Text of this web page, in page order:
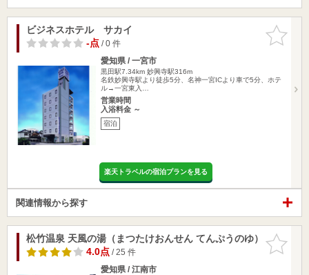
お気に入
りに追加
ビジネスホテル サカイ
-点/ 0 件
愛知県 / 一宮市
黒田駅7.34km 妙興寺駅316m
名鉄妙興寺駅より徒歩5分、名神一宮ICより車で5分、ホテ
ル→一宮東入…
営業時間
入浴料金 ～
宿泊
楽天トラベルの宿泊プランを見る
関連情報から探す
お気に入
りに追加
松竹温泉 天風の湯（まつたけおんせん てんぷうのゆ）
4.0点/ 25 件
愛知県 / 江南市